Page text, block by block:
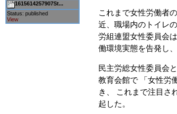
1615614257907St...
Status: published
View
これまで女性労働者
近、職場内のトイレ
労組連盟女性委員会
働環境実態を告発し
民主労総女性委員会
教育会館で 「女性労
き、 これまで注目さ
起した。